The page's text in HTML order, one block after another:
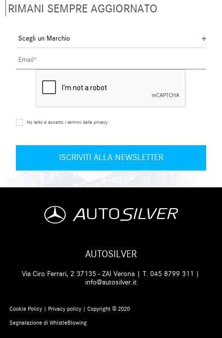
RIMANI SEMPRE AGGIORNATO
Ho letto e accetto i termini della privacy
AUTOSILVER
Via Ciro Ferrari, 2 37135 - ZAI Verona | T.045 8799 311 |
info@autosilver.it
Cookie Policy | Privacy policy| Copyright © 2020
Segnalazione di WhistleBlowing